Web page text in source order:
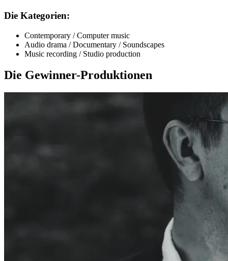
Die Kategorien:
Contemporary / Computer music
Audio drama / Documentary / Soundscapes
Music recording / Studio production
Die Gewinner-Produktionen